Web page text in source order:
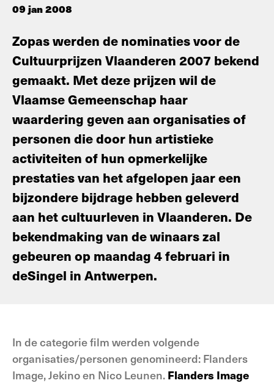
09 jan 2008
Zopas werden de nominaties voor de
Cultuurprijzen Vlaanderen 2007 bekend
gemaakt. Met deze prijzen wil de
Vlaamse Gemeenschap haar
waardering geven aan organisaties of
personen die door hun artistieke
activiteiten of hun opmerkelijke
prestaties van het afgelopen jaar een
bijzondere bijdrage hebben geleverd
aan het cultuurleven in Vlaanderen. De
bekendmaking van de winaars zal
gebeuren op maandag 4 februari in
deSingel in Antwerpen.
In de categorie film werden volgende
organisaties/personen genomineerd: Flanders
Image, Jekino en Nico Leunen. Flanders Image